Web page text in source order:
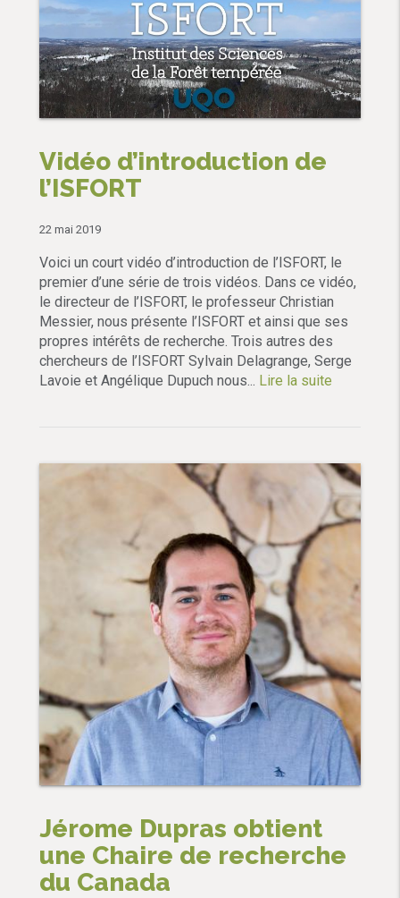
Vidéo d’introduction de
l’ISFORT
22 mai 2019
Voici un court vidéo d’introduction de l’ISFORT, le
premier d’une série de trois vidéos. Dans ce vidéo,
le directeur de l’ISFORT, le professeur Christian
Messier, nous présente l’ISFORT et ainsi que ses
propres intérêts de recherche. Trois autres des
chercheurs de l’ISFORT Sylvain Delagrange, Serge
Lavoie et Angélique Dupuch nous... Lire la suite
Jérome Dupras obtient
une Chaire de recherche
du Canada